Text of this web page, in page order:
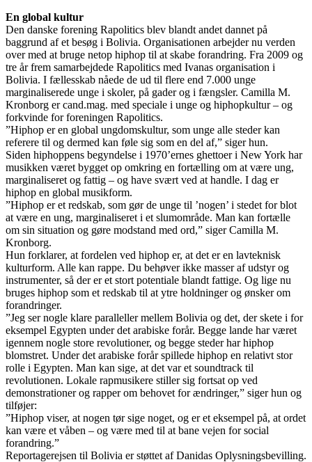
En global kultur
Den danske forening Rapolitics blev blandt andet dannet på
baggrund af et besøg i Bolivia. Organisationen arbejder nu verden
over med at bruge netop hiphop til at skabe forandring. Fra 2009 og
tre år frem samarbejdede Rapolitics med Ivanas organisation i
Bolivia. I fællesskab nåede de ud til flere end 7.000 unge
marginaliserede unge i skoler, på gader og i fængsler. Camilla M.
Kronborg er cand.mag. med speciale i unge og hiphopkultur – og
forkvinde for foreningen Rapolitics.
”Hiphop er en global ungdomskultur, som unge alle steder kan
referere til og dermed kan føle sig som en del af,” siger hun.
Siden hiphoppens begyndelse i 1970’ernes ghettoer i New York har
musikken været bygget op omkring en fortælling om at være ung,
marginaliseret og fattig – og have svært ved at handle. I dag er
hiphop en global musikform.
”Hiphop er et redskab, som gør de unge til ’nogen’ i stedet for blot
at være en ung, marginaliseret i et slumområde. Man kan fortælle
om sin situation og gøre modstand med ord,” siger Camilla M.
Kronborg.
Hun forklarer, at fordelen ved hiphop er, at det er en lavteknisk
kulturform. Alle kan rappe. Du behøver ikke masser af udstyr og
instrumenter, så der er et stort potentiale blandt fattige. Og lige nu
bruges hiphop som et redskab til at ytre holdninger og ønsker om
forandringer.
”Jeg ser nogle klare paralleller mellem Bolivia og det, der skete i for
eksempel Egypten under det arabiske forår. Begge lande har været
igennem nogle store revolutioner, og begge steder har hiphop
blomstret. Under det arabiske forår spillede hiphop en relativt stor
rolle i Egypten. Man kan sige, at det var et soundtrack til
revolutionen. Lokale rapmusikere stiller sig fortsat op ved
demonstrationer og rapper om behovet for ændringer,” siger hun og
tilføjer:
”Hiphop viser, at nogen tør sige noget, og er et eksempel på, at ordet
kan være et våben – og være med til at bane vejen for social
forandring.”
Reportagerejsen til Bolivia er støttet af Danidas Oplysningsbevilling.